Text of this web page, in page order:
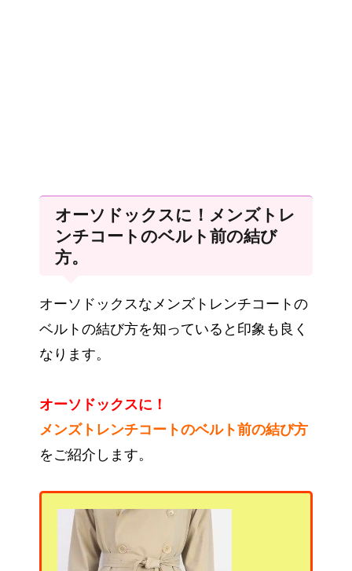
オーソドックスに！メンズトレ
ンチコートのベルト前の結び
方。
オーソドックスなメンズトレンチコートの
ベルトの結び方を知っていると印象も良く
なります。
オーソドックスに！
メンズトレンチコートのベルト前の結び方
をご紹介します。